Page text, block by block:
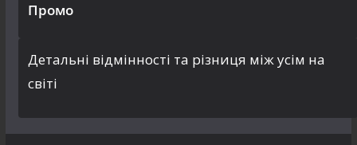
Промо
Детальні відмінності та різниця між усім на
світі